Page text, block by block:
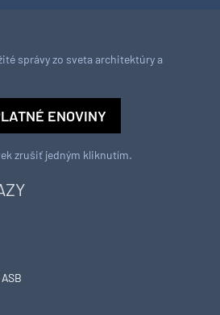
správy zo sveta architektúry a
ENOVINY
zrušiť jedným kliknutím.